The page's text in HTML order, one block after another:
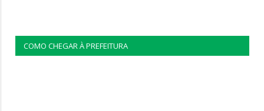
COMO CHEGAR À PREFEITURA